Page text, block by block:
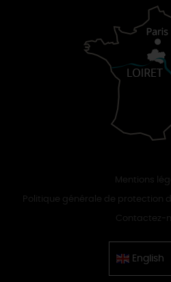
Mentions
Politique générale de protection
Contactez-
English
Chinese